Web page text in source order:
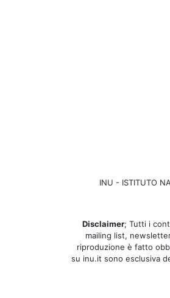
INU - ISTITUTO
Disclaimer; Tutti i
mailing list,
riproduzione è fatto
su inu.it sono esclusiva